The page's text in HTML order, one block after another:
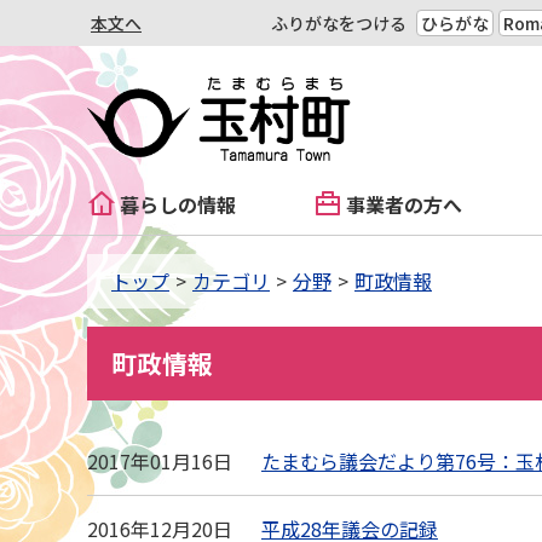
本文へ ふりがなをつける ひらがな
暮らしの情報 事業者の方へ
トップ カテゴリ 分野 町政情報
町政情報
2017年01月16日 たまむら議会だより第76号：玉
2016年12月20日 平成28年議会の記録